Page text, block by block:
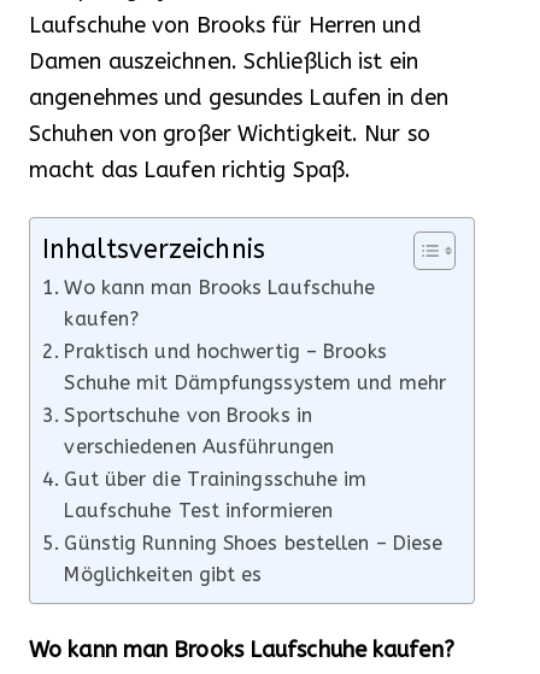
Laufschuhe von Brooks für Herren und
Damen auszeichnen. Schließlich ist ein
angenehmes und gesundes Laufen in den
Schuhen von großer Wichtigkeit. Nur so
macht das Laufen richtig Spaß.
Inhaltsverzeichnis
Wo kann man Brooks Laufschuhe
kaufen?
Praktisch und hochwertig – Brooks
Schuhe mit Dämpfungssystem und mehr
Sportschuhe von Brooks in
verschiedenen Ausführungen
Gut über die Trainingsschuhe im
Laufschuhe Test informieren
Günstig Running Shoes bestellen – Diese
Möglichkeiten gibt es
Wo kann man Brooks Laufschuhe kaufen?